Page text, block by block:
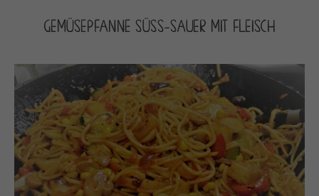
GEMÜSEPFANNE SÜSS-SAUER MIT FLEISCH